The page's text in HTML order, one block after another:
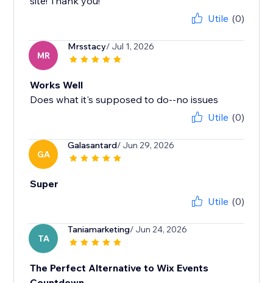
Utile (0)
MR
Mrsstacy/ Jul 1, 2026
Works Well
Does what it's supposed to do--no issues
Utile (0)
GA
Galasantard/ Jun 29, 2026
Super
Utile (0)
TA
Taniamarketing/ Jun 24, 2026
The Perfect Alternative to Wix Events